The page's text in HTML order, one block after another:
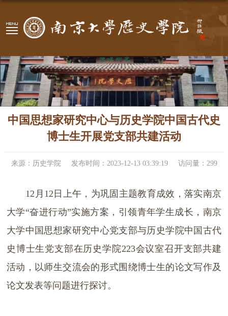
中国思想家研究中心与历史学院中国古代史
博士生开展党支部共建活动
来源：历史学院 发布时间：2023-12-13 03:39:19 访问量： 299
12月12日上午，为巩固主题教育成效，落实南京
大学“奋进行动”实施方案，引领青年学生成长，南京
大学中国思想家研究中心党支部与历史学院中国古代
史博士生党支部在历史学院223会议室召开支部共建
活动，以师生交流会的形式围绕博士生的论文写作及
论文发表等问题进行探讨。